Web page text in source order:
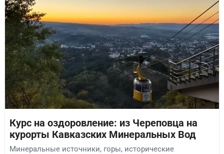
Курс на оздоровление: из Череповца на
курорты Кавказских Минеральных Вод
Минеральные источники, горы, исторические